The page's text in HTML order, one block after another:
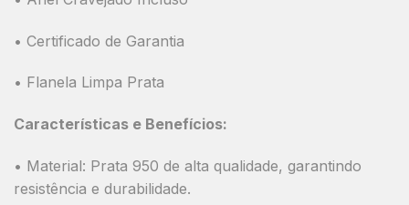
• Certificado de Garantia
• Flanela Limpa Prata
Características e Benefícios:
• Material: Prata 950 de alta qualidade, garantindo
resistência e durabilidade.